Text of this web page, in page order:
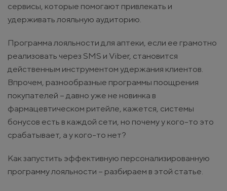
сервисы, которые помогают привлекать и
удерживать лояльную аудиторию.
Программа лояльности для аптеки, если ее грамотно
реализовать через SMS и Viber, становится
действенным инструментом удержания клиентов.
Впрочем, разнообразные программы поощрения
покупателей – давно уже не новинка в
фармацевтическом ритейле, кажется, системы
бонусов есть в каждой сети, но почему у кого-то это
срабатывает, а у кого-то нет?
Как запустить эффективную персонализированную
программу лояльности – разбираем в этой статье.